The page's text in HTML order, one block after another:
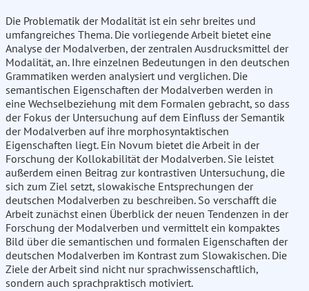
Die Problematik der Modalität ist ein sehr breites und
umfangreiches Thema. Die vorliegende Arbeit bietet eine
Analyse der Modalverben, der zentralen Ausdrucksmittel der
Modalität, an. Ihre einzelnen Bedeutungen in den deutschen
Grammatiken werden analysiert und verglichen. Die
semantischen Eigenschaften der Modalverben werden in
eine Wechselbeziehung mit dem Formalen gebracht, so dass
der Fokus der Untersuchung auf dem Einfluss der Semantik
der Modalverben auf ihre morphosyntaktischen
Eigenschaften liegt. Ein Novum bietet die Arbeit in der
Forschung der Kollokabilität der Modalverben. Sie leistet
außerdem einen Beitrag zur kontrastiven Untersuchung, die
sich zum Ziel setzt, slowakische Entsprechungen der
deutschen Modalverben zu beschreiben. So verschafft die
Arbeit zunächst einen Überblick der neuen Tendenzen in der
Forschung der Modalverben und vermittelt ein kompaktes
Bild über die semantischen und formalen Eigenschaften der
deutschen Modalverben im Kontrast zum Slowakischen. Die
Ziele der Arbeit sind nicht nur sprachwissenschaftlich,
sondern auch sprachpraktisch motiviert.